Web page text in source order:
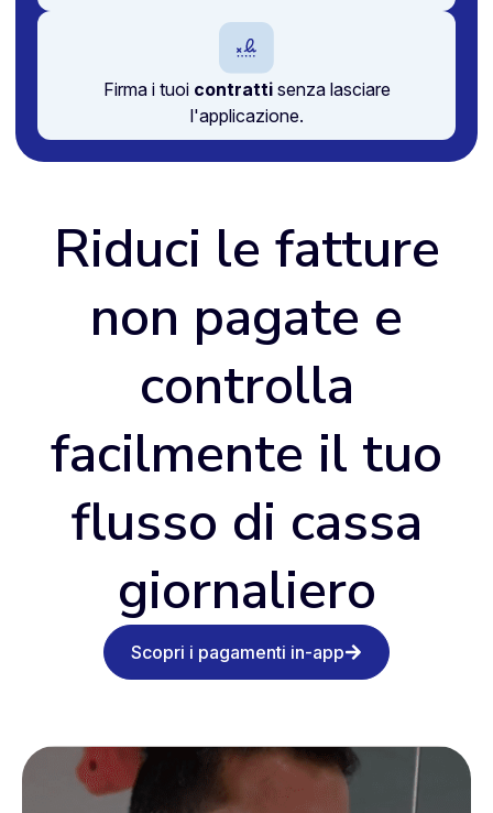
Firma i tuoi contrattisenza lasciare
l'applicazione.
Riduci le fatture
non pagate e
controlla
facilmente il tuo
flusso di cassa
giornaliero
Scopri i pagamenti in-app